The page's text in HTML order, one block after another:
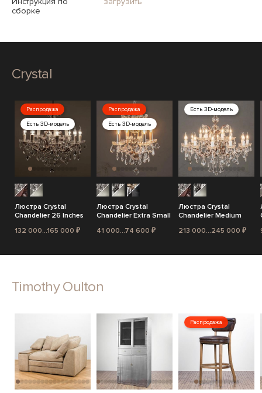
сборке
Crystal
Распродажа
Есть 3D-модель
Люстра Crystal
Chandelier 26 Inches
132 000...165 000 ₽
Распродажа
Есть 3D-модель
Люстра Crystal
Chandelier Extra Small
41 000...74 600 ₽
Есть 3D-модель
Люстра Crystal
Chandelier Medium
213 000...245 000 ₽
Timothy Oulton
Распродажа